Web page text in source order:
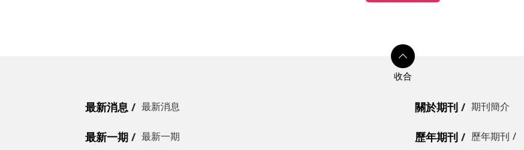
最新消息 最新消息 關於期刊 期刊簡介
最新一期 最新一期 歷年期刊 歷年期刊